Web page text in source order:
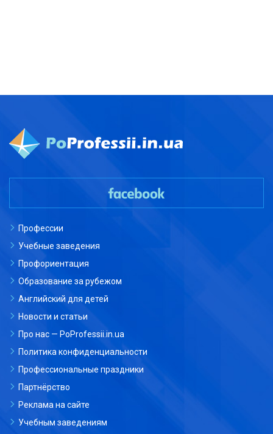
Профессии
Учебные заведения
Профориентация
Образование за рубежом
Английский для детей
Новости и статьи
Про нас — PoProfessii.in.ua
Политика конфиденциальности
Профессиональные праздники
Партнёрство
Реклама на сайте
Учебным заведениям